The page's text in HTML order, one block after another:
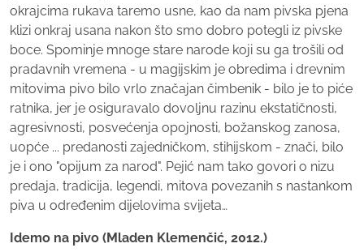
okrajcima rukava taremo usne, kao da nam pivska pjena
klizi onkraj usana nakon što smo dobro potegli iz pivske
boce. Spominje mnoge stare narode koji su ga trošili od
pradavnih vremena - u magijskim je obredima i drevnim
mitovima pivo bilo vrlo značajan čimbenik - bilo je to piće
ratnika, jer je osiguravalo dovoljnu razinu ekstatičnosti,
agresivnosti, posvećenja opojnosti, božanskog zanosa,
uopće ... predanosti zajedničkom, stihijskom - znači, bilo
je i ono "opijum za narod". Pejić nam tako govori o nizu
predaja, tradicija, legendi, mitova povezanih s nastankom
piva u određenim dijelovima svijeta…
Idemo na pivo (Mladen Klemenčić, 2012.)